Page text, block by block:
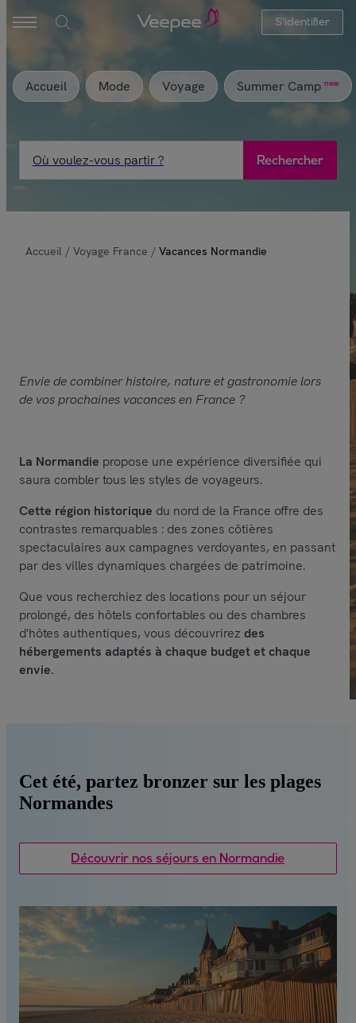
S'identifier
Accueil Mode Voyage Summer Camp new
Où voulez-vous partir ? Rechercher
Accueil / Voyage France / Vacances Normandie
Envie de combiner histoire, nature et gastronomie lors
de vos prochaines vacances en France ?
La Normandie propose une expérience diversifiée qui
saura combler tous les styles de voyageurs.
Cette région historique du nord de la France offre des
contrastes remarquables : des zones côtières
spectaculaires aux campagnes verdoyantes, en passant
par des villes dynamiques chargées de patrimoine.
Que vous recherchiez des locations pour un séjour
prolongé, des hôtels confortables ou des chambres
d'hôtes authentiques, vous découvrirez des
hébergements adaptés à chaque budget et chaque
envie.
Cet été, partez bronzer sur les plages
Normandes
Découvrir nos séjours en Normandie